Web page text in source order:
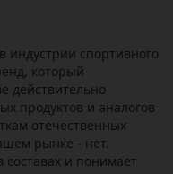
спортивного
который
действительно
продуктов и аналогов
отечественных
рынке - нет.
составах и понимает